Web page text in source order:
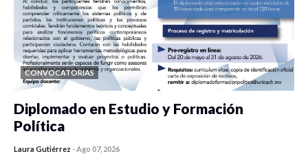
CONVOCATORIAS
Diplomado en Estudio y Formación
Política
Laura Gutiérrez -Ago 07, 2026